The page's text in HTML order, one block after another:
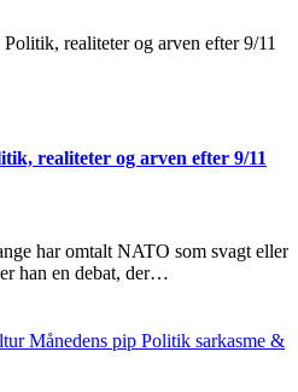
realiteter og arven efter 9/11
realiteter og arven efter 9/11
har omtalt NATO som svagt eller
han en debat, der…
Månedens pip Politik sarkasme &